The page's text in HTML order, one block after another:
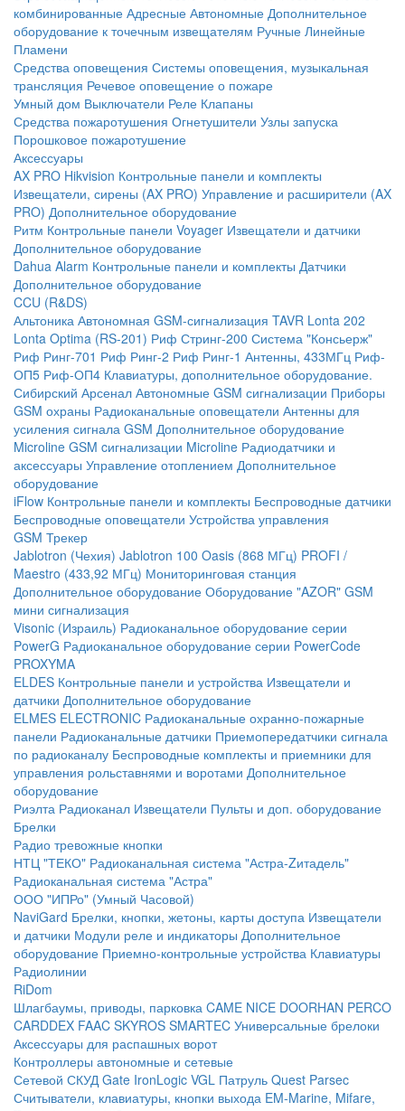
комбинированные Адресные Автономные Дополнительное
оборудование к точечным извещателям Ручные Линейные
Пламени
Средства оповещения Системы оповещения, музыкальная
трансляция Речевое оповещение о пожаре
Умный дом Выключатели Реле Клапаны
Средства пожаротушения Огнетушители Узлы запуска
Порошковое пожаротушение
Аксессуары
AX PRO Hikvision Контрольные панели и комплекты
Извещатели, сирены (AX PRO) Управление и расширители (AX
PRO) Дополнительное оборудование
Ритм Контрольные панели Voyager Извещатели и датчики
Дополнительное оборудование
Dahua Alarm Контрольные панели и комплекты Датчики
Дополнительное оборудование
CCU (R&DS)
Альтоника Автономная GSM-сигнализация TAVR Lonta 202
Lonta Optima (RS-201) Риф Стринг-200 Система "Консьерж"
Риф Ринг-701 Риф Ринг-2 Риф Ринг-1 Антенны, 433МГц Риф-
ОП5 Риф-ОП4 Клавиатуры, дополнительное оборудование.
Сибирский Арсенал Автономные GSM сигнализации Приборы
GSM охраны Радиоканальные оповещатели Антенны для
усиления сигнала GSM Дополнительное оборудование
Microline GSM cигнализации Microline Радиодатчики и
аксессуары Управление отоплением Дополнительное
оборудование
iFlow Контрольные панели и комплекты Беспроводные датчики
Беспроводные оповещатели Устройства управления
GSM Трекер
Jablotron (Чехия) Jablotron 100 Oasis (868 МГц) PROFI /
Maestro (433,92 МГц) Мониторинговая станция
Дополнительное оборудование Оборудование "AZOR" GSM
мини сигнализация
Visonic (Израиль) Радиоканальное оборудование серии
PowerG Радиоканальное оборудование серии PowerCode
PROXYMA
ELDES Контрольные панели и устройства Извещатели и
датчики Дополнительное оборудование
ELMES ELECTRONIC Радиоканальные охранно-пожарные
панели Радиоканальные датчики Приемопередатчики сигнала
по радиоканалу Беспроводные комплекты и приемники для
управления рольставнями и воротами Дополнительное
оборудование
Риэлта Радиоканал Извещатели Пульты и доп. оборудование
Брелки
Радио тревожные кнопки
НТЦ "ТЕКО" Радиоканальная система "Астра-Zитадель"
Радиоканальная система "Астра"
ООО "ИПРо" (Умный Часовой)
NaviGard Брелки, кнопки, жетоны, карты доступа Извещатели
и датчики Модули реле и индикаторы Дополнительное
оборудование Приемно-контрольные устройства Клавиатуры
Радиолинии
RiDom
Шлагбаумы, приводы, парковка CAME NICE DOORHAN PERCO
CARDDEX FAAC SKYROS SMARTEC Универсальные брелоки
Аксессуары для распашных ворот
Контроллеры автономные и сетевые
Сетевой СКУД Gate IronLogic VGL Патруль Quest Parsec
Считыватели, клавиатуры, кнопки выхода EM-Marine, Mifare,